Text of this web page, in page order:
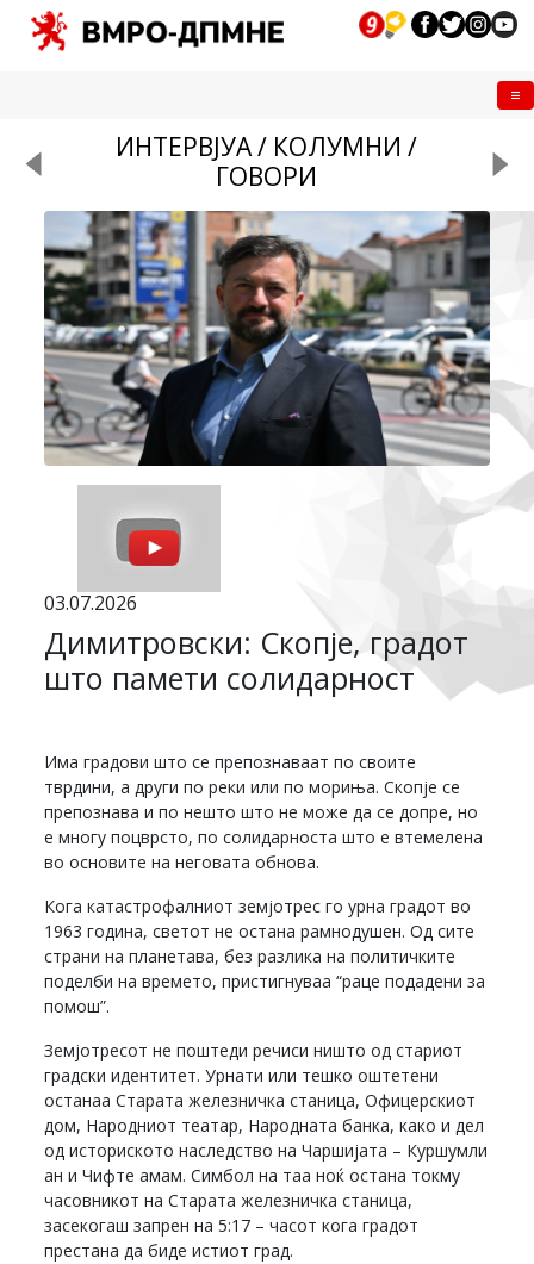
ИНТЕРВЈУА / КОЛУМНИ /
ГОВОРИ
03.07.2026
Димитровски: Скопје, градот
што памети солидарност
Има градови што се препознаваат по своите
тврдини, а други по реки или по мориња. Скопје се
препознава и по нешто што не може да се допре, но
е многу поцврсто, по солидарноста што е втемелена
во основите на неговата обнова.
Кога катастрофалниот земјотрес го урна градот во
1963 година, светот не остана рамнодушен. Од сите
страни на планетава, без разлика на политичките
поделби на времето, пристигнуваа “раце подадени за
помош”.
Земјотресот не поштеди речиси ништо од стариот
градски идентитет. Урнати или тешко оштетени
останаа Старата железничка станица, Офицерскиот
дом, Народниот театар, Народната банка, како и дел
од историското наследство на Чаршијата – Куршумли
ан и Чифте амам. Симбол на таа ноќ остана токму
часовникот на Старата железничка станица,
засекогаш запрен на 5:17 – часот кога градот
престана да биде истиот град.